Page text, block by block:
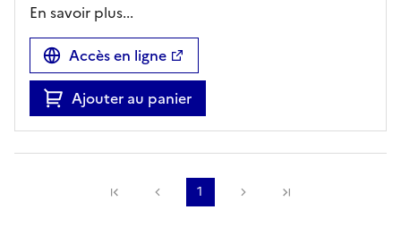
En savoir plus...
Accès en ligne
Ajouter au panier
Précédente
1 Suivante